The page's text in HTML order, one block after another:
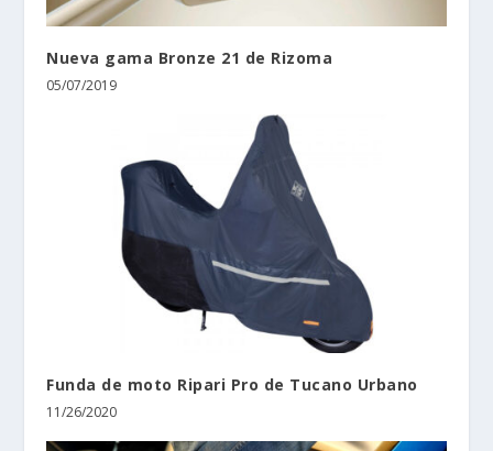
Nueva gama Bronze 21 de Rizoma
05/07/2019
Funda de moto Ripari Pro de Tucano Urbano
11/26/2020